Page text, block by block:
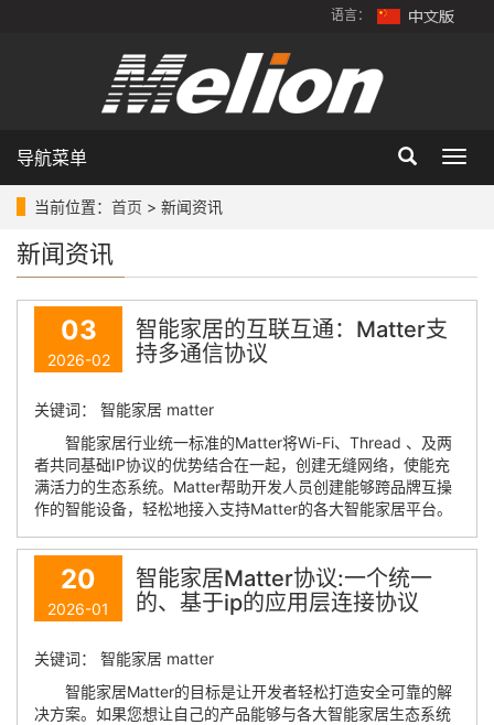
语言：
导航菜单
当前位置： 首页 > 新闻资讯
新闻资讯
03
2026-02
智能家居的互联互通：Matter支
持多通信协议
关键词： 智能家居 matter
智能家居行业统一标准的Matter将Wi-Fi、Thread 、及两
者共同基础IP协议的优势结合在一起，创建无缝网络，使能充
满活力的生态系统。Matter帮助开发人员创建能够跨品牌互操
作的智能设备，轻松地接入支持Matter的各大智能家居平台。
20
2026-01
智能家居Matter协议:一个统一
的、基于ip的应用层连接协议
关键词： 智能家居 matter
智能家居Matter的目标是让开发者轻松打造安全可靠的解
决方案。如果您想让自己的产品能够与各大智能家居生态系统